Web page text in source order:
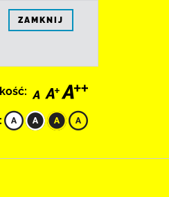
ZAMKNIJ